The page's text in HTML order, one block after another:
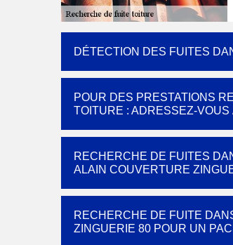
DÉTECTION DES FUITES
POUR DES PRESTATIONS
TOITURE : ADRESSEZ-
RECHERCHE DE FUITES
ALAIN COUVERTURE
RECHERCHE DE FUITE
ZINGUERIE 80 POUR UN